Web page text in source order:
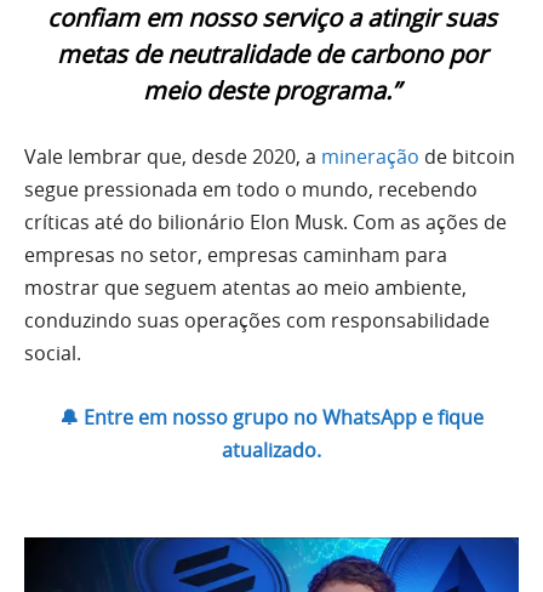
confiam em nosso serviço a atingir suas
metas de neutralidade de carbono por
meio deste programa.”
Vale lembrar que, desde 2020, a mineração de bitcoin
segue pressionada em todo o mundo, recebendo
críticas até do bilionário Elon Musk. Com as ações de
empresas no setor, empresas caminham para
mostrar que seguem atentas ao meio ambiente,
conduzindo suas operações com responsabilidade
social.
🔔 Entre em nosso grupo no WhatsApp e fique
atualizado.